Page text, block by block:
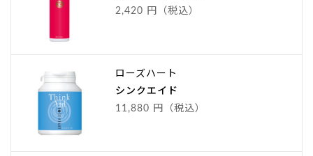
2,420 円（税込）
ローズハート
シンクエイド
11,880 円（税込）